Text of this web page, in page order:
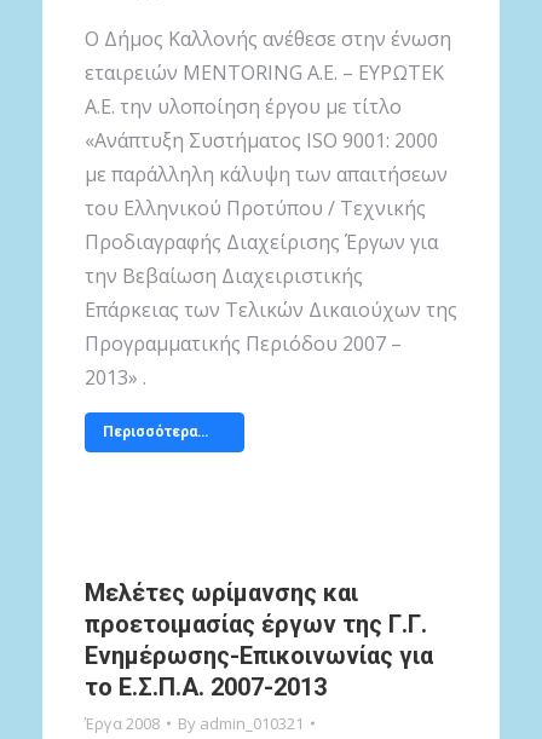
Ο Δήμος Καλλονής ανέθεσε στην ένωση
εταιρειών MENTORING A.E. – ΕΥΡΩΤΕΚ
Α.Ε. την υλοποίηση έργου με τίτλο
«Ανάπτυξη Συστήματος ISO 9001: 2000
με παράλληλη κάλυψη των απαιτήσεων
του Ελληνικού Προτύπου / Τεχνικής
Προδιαγραφής Διαχείρισης Έργων για
την Βεβαίωση Διαχειριστικής
Επάρκειας των Τελικών Δικαιούχων της
Προγραμματικής Περιόδου 2007 –
2013» .
Περισσότερα…
Μελέτες ωρίμανσης και
προετοιμασίας έργων της Γ.Γ.
Ενημέρωσης-Επικοινωνίας για
το Ε.Σ.Π.Α. 2007-2013
Έργα 2008 By admin_010321